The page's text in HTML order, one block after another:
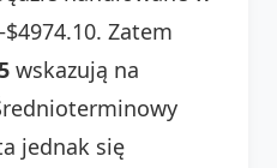
Zatem
wskazują na
jednak się